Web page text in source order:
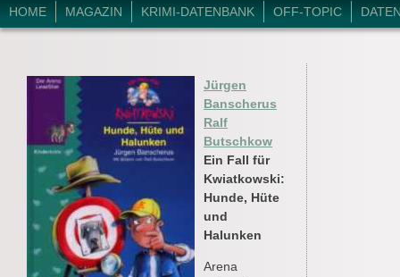
HOME MAGAZIN KRIMI-DATENBANK OFF-TOPIC
Jürgen
Banscherus
Ralf
Butschkow
Ein Fall für
Kwiatkowski:
Hunde, Hüte
und
Halunken
Arena